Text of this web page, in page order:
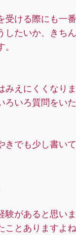
受ける際にも一
したいか、きち
みえにくくなり
ろいろ質問をい
きでも少し書い
験があると思い
ことありますよね